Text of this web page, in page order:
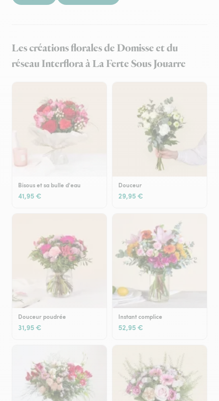
Les créations florales de Domisse et du
réseau Interflora à La Ferte Sous Jouarre
Bisous et sa bulle d'eau
41,95 €
Douceur
29,95 €
Douceur poudrée
31,95 €
Instant complice
52,95 €